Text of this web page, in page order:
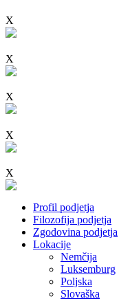
X
X
X
X
X
Profil podjetja
Filozofija podjetja
Zgodovina podjetja
Lokacije
Nemčija
Luksemburg
Poljska
Slovaška